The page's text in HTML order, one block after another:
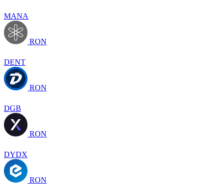
MANA
RON
DENT
RON
DGB
RON
DYDX
RON